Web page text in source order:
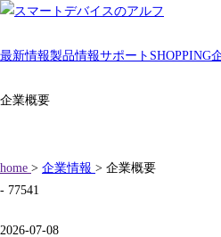
最新情報製品情報サポート SHOPPING
企業概要
home > 企業情報 > 企業概要
- 77541
2026-07-08